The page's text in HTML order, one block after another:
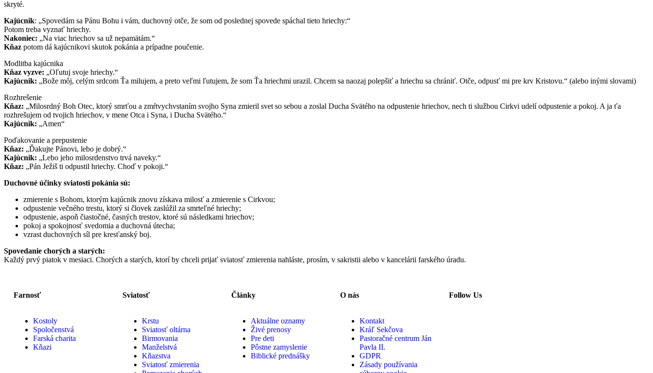
skryté.
Kajúcnik: „Spovedám sa Pánu Bohu i vám, duchovný otče, že som od poslednej spovede spáchal tieto hriechy:“
Potom treba vyznať hriechy.
Nakoniec: „Na viac hriechov sa už nepamätám.“
Kňaz potom dá kajúcnikovi skutok pokánia a prípadne poučenie.
Modlitba kajúcnika
Kňaz vyzve: „Oľutuj svoje hriechy.“
Kajúcnik: „Bože môj, celým srdcom Ťa milujem, a preto veľmi ľutujem, že som Ťa hriechmi urazil. Chcem sa naozaj polepšiť a hriechu sa chrániť. Otče, odpusť mi pre krv Kristovu.“ (alebo inými slovami)
Rozhrešenie
Kňaz: „Milosrdný Boh Otec, ktorý smrťou a zmŕtvychvstaním svojho Syna zmieril svet so sebou a zoslal Ducha Svätého na odpustenie hriechov, nech ti službou Cirkvi udelí odpustenie a pokoj. A ja ťa
rozhrešujem od tvojich hriechov, v mene Otca i Syna, i Ducha Svätého.“
Kajúcnik: „Amen“
Poďakovanie a prepustenie
Kňaz: „Ďakujte Pánovi, lebo je dobrý.“
Kajúcnik: „Lebo jeho milosrdenstvo trvá naveky.“
Kňaz: „Pán Ježiš ti odpustil hriechy. Choď v pokoji.“
Duchovné účinky sviatosti pokánia sú:
zmierenie s Bohom, ktorým kajúcnik znovu získava milosť a zmierenie s Cirkvou;
odpustenie večného trestu, ktorý si človek zaslúžil za smrteľné hriechy;
odpustenie, aspoň čiastočné, časných trestov, ktoré sú následkami hriechov;
pokoj a spokojnosť svedomia a duchovná útecha;
vzrast duchovných síl pre kresťanský boj.
Spovedanie chorých a starých:
Každý prvý piatok v mesiaci. Chorých a starých, ktorí by chceli prijať sviatosť zmierenia nahláste, prosím, v sakristii alebo v kancelárii farského úradu.
Farnosť
Kostoly
Spoločenstvá
Farská charita
Kňazi
Sviatosť
Krstu
Sviatosť oltárna
Birmovania
Manželstvá
Kňazstva
Sviatosť zmierenia
Články
Aktuálne oznamy
Živé prenosy
Pre deti
Pôstne zamyslenie
Biblické prednášky
O nás
Kontakt
Kráľ Sekčova
Pastoračné centrum Ján
Pavla II.
GDPR
Zásady používania
Follow Us